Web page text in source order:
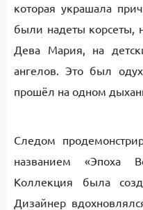
которая украшала
были надеты корсеты,
Дева Мария, на
ангелов. Это был
прошёл на одном
Следом
названием «Эпоха
Коллекция была
Дизайнер